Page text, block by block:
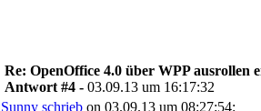
Re: OpenOffice 4.0 über WPP ausrollen
Antwort #4 - 03.09.13 um 16:17:32
Sunny schrieb on 03.09.13 um 08:27:54: